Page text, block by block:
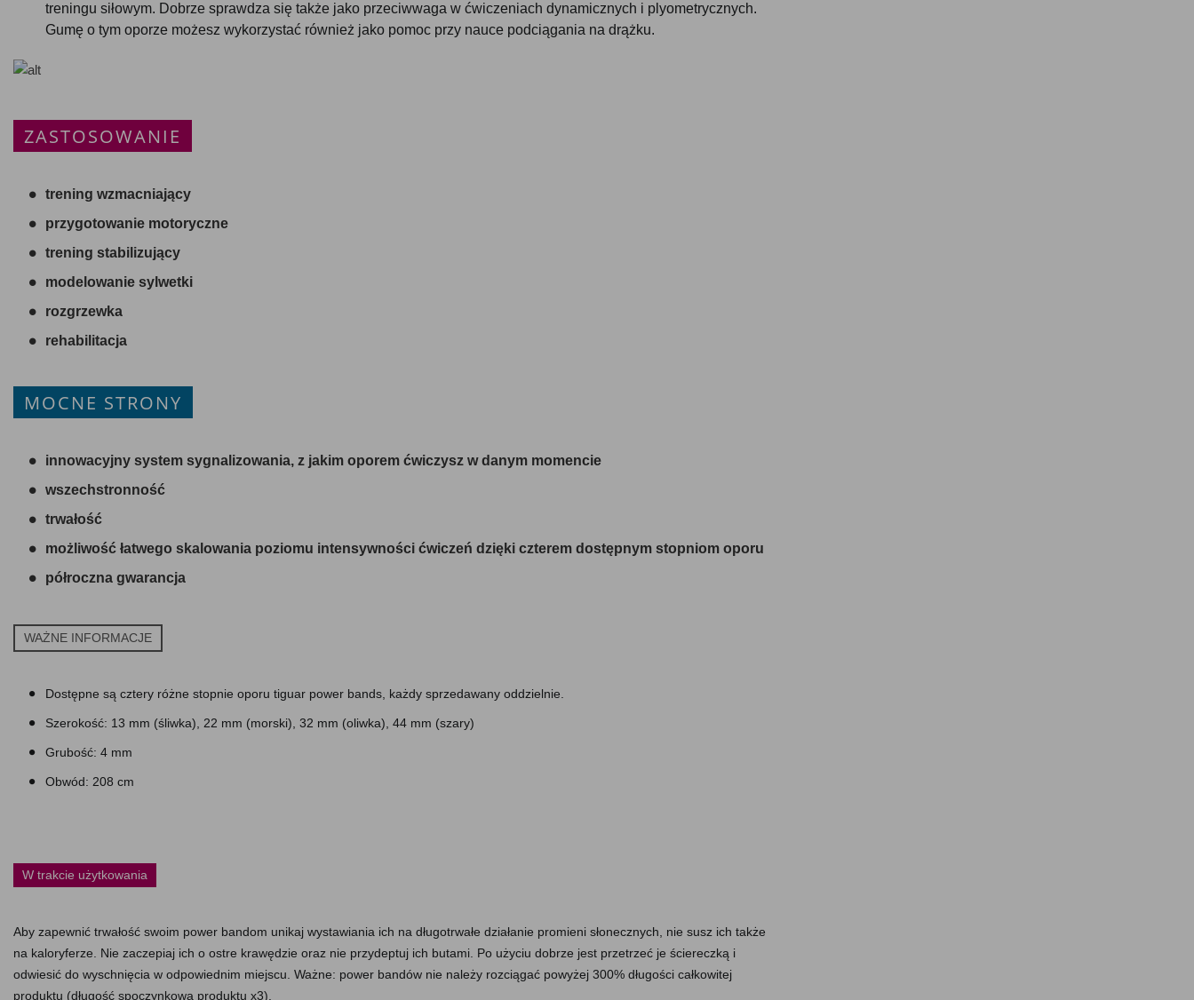
treningu siłowym. Dobrze sprawdza się także jako przeciwwaga w ćwiczeniach dynamicznych i plyometrycznych.
Gumę o tym oporze możesz wykorzystać również jako pomoc przy nauce podciągania na drążku.
ZASTOSOWANIE
trening wzmacniający
przygotowanie motoryczne
trening stabilizujący
modelowanie sylwetki
rozgrzewka
rehabilitacja
MOCNE STRONY
innowacyjny system sygnalizowania, z jakim oporem ćwiczysz w danym momencie
wszechstronność
trwałość
możliwość łatwego skalowania poziomu intensywności ćwiczeń dzięki czterem dostępnym stopniom oporu
półroczna gwarancja
WAŻNE INFORMACJE
Dostępne są cztery różne stopnie oporu tiguar power bands, każdy sprzedawany oddzielnie.
Szerokość: 13 mm (śliwka), 22 mm (morski), 32 mm (oliwka), 44 mm (szary)
Grubość: 4 mm
Obwód: 208 cm
W trakcie użytkowania
Aby zapewnić trwałość swoim power bandom unikaj wystawiania ich na długotrwałe działanie promieni słonecznych, nie susz ich także
na kaloryferze. Nie zaczepiaj ich o ostre krawędzie oraz nie przydeptuj ich butami. Po użyciu dobrze jest przetrzeć je ściereczką i
odwiesić do wyschnięcia w odpowiednim miejscu. Ważne: power bandów nie należy rozciągać powyżej 300% długości całkowitej
produktu (długość spoczynkowa produktu x3).